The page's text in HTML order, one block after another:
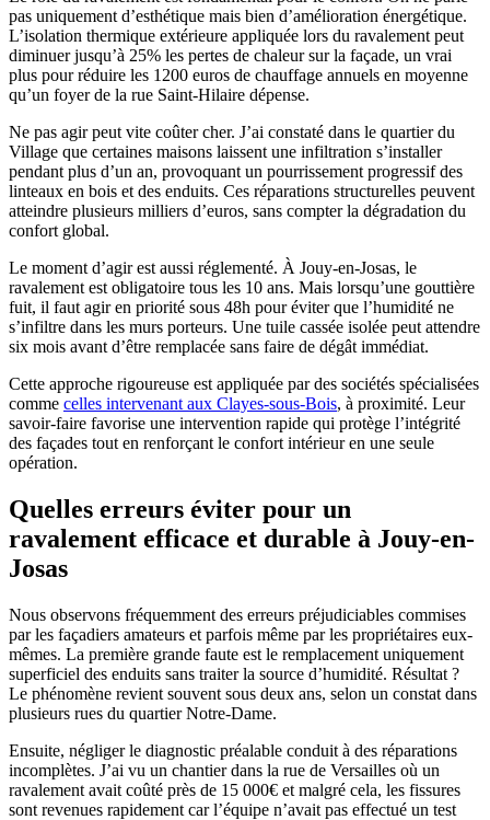
pas uniquement d’esthétique mais bien d’amélioration énergétique.
L’isolation thermique extérieure appliquée lors du ravalement peut
diminuer jusqu’à 25% les pertes de chaleur sur la façade, un vrai
plus pour réduire les 1200 euros de chauffage annuels en moyenne
qu’un foyer de la rue Saint-Hilaire dépense.
Ne pas agir peut vite coûter cher. J’ai constaté dans le quartier du
Village que certaines maisons laissent une infiltration s’installer
pendant plus d’un an, provoquant un pourrissement progressif des
linteaux en bois et des enduits. Ces réparations structurelles peuvent
atteindre plusieurs milliers d’euros, sans compter la dégradation du
confort global.
Le moment d’agir est aussi réglementé. À Jouy-en-Josas, le
ravalement est obligatoire tous les 10 ans. Mais lorsqu’une gouttière
fuit, il faut agir en priorité sous 48h pour éviter que l’humidité ne
s’infiltre dans les murs porteurs. Une tuile cassée isolée peut attendre
six mois avant d’être remplacée sans faire de dégât immédiat.
Cette approche rigoureuse est appliquée par des sociétés spécialisées
comme celles intervenant aux Clayes-sous-Bois, à proximité. Leur
savoir-faire favorise une intervention rapide qui protège l’intégrité
des façades tout en renforçant le confort intérieur en une seule
opération.
Quelles erreurs éviter pour un
ravalement efficace et durable à Jouy-en-
Josas
Nous observons fréquemment des erreurs préjudiciables commises
par les façadiers amateurs et parfois même par les propriétaires eux-
mêmes. La première grande faute est le remplacement uniquement
superficiel des enduits sans traiter la source d’humidité. Résultat ?
Le phénomène revient souvent sous deux ans, selon un constat dans
plusieurs rues du quartier Notre-Dame.
Ensuite, négliger le diagnostic préalable conduit à des réparations
incomplètes. J’ai vu un chantier dans la rue de Versailles où un
ravalement avait coûté près de 15 000€ et malgré cela, les fissures
sont revenues rapidement car l’équipe n’avait pas effectué un test